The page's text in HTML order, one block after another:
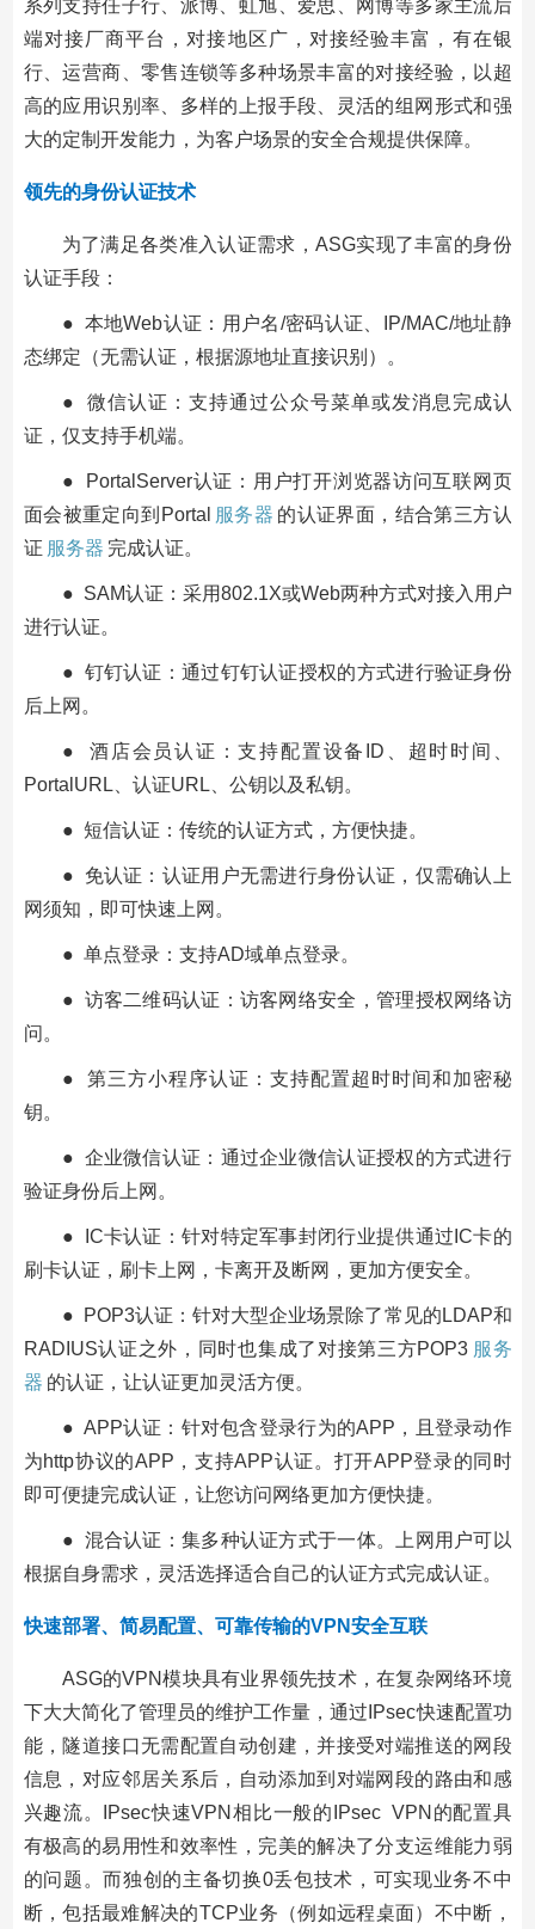
系列支持任子行、派博、虹旭、爱思、网博等多家主流后
端对接厂商平台，对接地区广，对接经验丰富，有在银
行、运营商、零售连锁等多种场景丰富的对接经验，以超
高的应用识别率、多样的上报手段、灵活的组网形式和强
大的定制开发能力，为客户场景的安全合规提供保障。
领先的身份认证技术
为了满足各类准入认证需求，ASG实现了丰富的身份
认证手段：
● 本地Web认证：用户名/密码认证、IP/MAC/地址静
态绑定（无需认证，根据源地址直接识别）。
● 微信认证：支持通过公众号菜单或发消息完成认
证，仅支持手机端。
● PortalServer认证：用户打开浏览器访问互联网页
面会被重定向到Portal 服务器 的认证界面，结合第三方认
证 服务器 完成认证。
● SAM认证：采用802.1X或Web两种方式对接入用户
进行认证。
● 钉钉认证：通过钉钉认证授权的方式进行验证身份
后上网。
● 酒店会员认证：支持配置设备ID、超时时间、
PortalURL、认证URL、公钥以及私钥。
● 短信认证：传统的认证方式，方便快捷。
● 免认证：认证用户无需进行身份认证，仅需确认上
网须知，即可快速上网。
● 单点登录：支持AD域单点登录。
● 访客二维码认证：访客网络安全，管理授权网络访
问。
● 第三方小程序认证：支持配置超时时间和加密秘
钥。
● 企业微信认证：通过企业微信认证授权的方式进行
验证身份后上网。
● IC卡认证：针对特定军事封闭行业提供通过IC卡的
刷卡认证，刷卡上网，卡离开及断网，更加方便安全。
● POP3认证：针对大型企业场景除了常见的LDAP和
RADIUS认证之外，同时也集成了对接第三方POP3 服务
器 的认证，让认证更加灵活方便。
● APP认证：针对包含登录行为的APP，且登录动作
为http协议的APP，支持APP认证。打开APP登录的同时
即可便捷完成认证，让您访问网络更加方便快捷。
● 混合认证：集多种认证方式于一体。上网用户可以
根据自身需求，灵活选择适合自己的认证方式完成认证。
快速部署、简易配置、可靠传输的VPN安全互联
ASG的VPN模块具有业界领先技术，在复杂网络环境
下大大简化了管理员的维护工作量，通过IPsec快速配置功
能，隧道接口无需配置自动创建，并接受对端推送的网段
信息，对应邻居关系后，自动添加到对端网段的路由和感
兴趣流。IPsec快速VPN相比一般的IPsec VPN的配置具
有极高的易用性和效率性，完美的解决了分支运维能力弱
的问题。而独创的主备切换0丢包技术，可实现业务不中
断，包括最难解决的TCP业务（例如远程桌面）不中断，